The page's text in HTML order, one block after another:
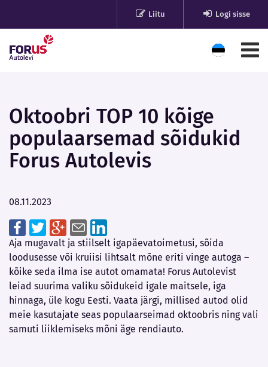
Liitu Logi sisse
Oktoobri TOP 10 kõige
populaarsemad sõidukid
Forus Autolevis
08.11.2023
Aja mugavalt ja stiilselt igapäevatoimetusi, sõida
loodusesse või kruiisi lihtsalt mõne eriti vinge autoga –
kõike seda ilma ise autot omamata! Forus Autolevist
leiad suurima valiku sõidukeid igale maitsele, iga
hinnaga, üle kogu Eesti. Vaata järgi, millised autod olid
meie kasutajate seas populaarseimad oktoobris ning vali
samuti liiklemiseks mõni äge rendiauto.